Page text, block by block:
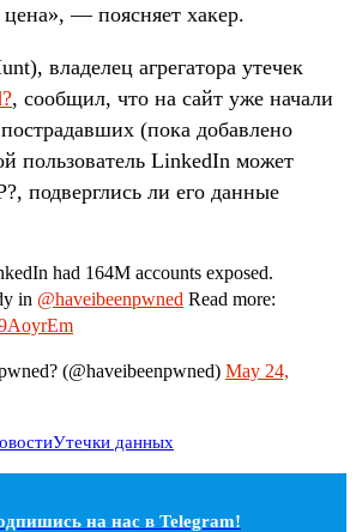
— поясняет хакер.
владелец агрегатора утечек
, сообщил, что на сайт уже начали
(пока добавлено
пользователь LinkedIn может
подверглись ли его данные
had 164M accounts exposed.
in @haveibeenpwned Read more:
(@haveibeenpwned) May 24,
Утечки данных
на наc в Telegram!